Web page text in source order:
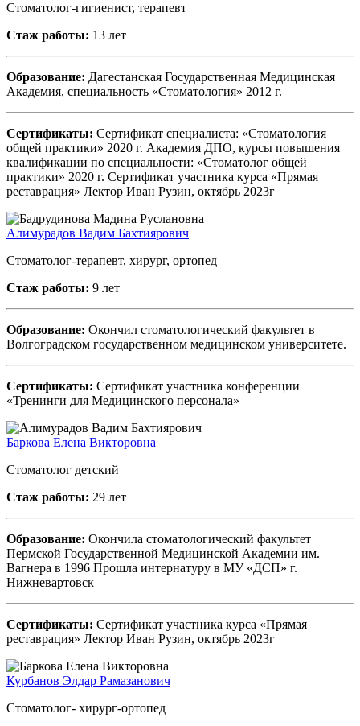
Стоматолог-гигиенист, терапевт
Стаж работы: 13 лет
Образование: Дагестанская Государственная Медицинская
Академия, специальность «Стоматология» 2012 г.
Сертификаты: Сертификат специалиста: «Стоматология
общей практики» 2020 г. Академия ДПО, курсы повышения
квалификации по специальности: «Стоматолог общей
практики» 2020 г. Сертификат участника курса «Прямая
реставрация» Лектор Иван Рузин, октябрь 2023г
Алимурадов Вадим Бахтиярович
Стоматолог-терапевт, хирург, ортопед
Стаж работы: 9 лет
Образование: Окончил стоматологический факультет в
Волгоградском государственном медицинском университете.
Сертификаты: Сертификат участника конференции
«Тренинги для Медицинского персонала»
Баркова Елена Викторовна
Стоматолог детский
Стаж работы: 29 лет
Образование: Окончила стоматологический факультет
Пермской Государственной Медицинской Академии им.
Вагнера в 1996 Прошла интернатуру в МУ «ДСП» г.
Нижневартовск
Сертификаты: Сертификат участника курса «Прямая
реставрация» Лектор Иван Рузин, октябрь 2023г
Курбанов Элдар Рамазанович
Стоматолог- хирург-ортопед